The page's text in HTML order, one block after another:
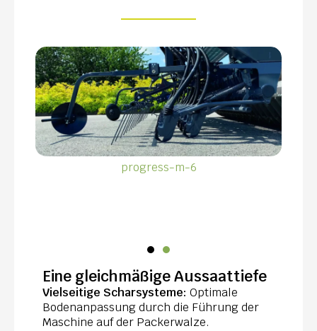
progress-m-6
Eine gleichmäßige Aussaattiefe
Vielseitige Scharsysteme: Optimale
Bodenanpassung durch die Führung der
Maschine auf der Packerwalze.